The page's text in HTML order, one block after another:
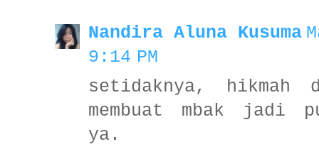
Nandira Aluna Kusuma
9:14 PM
setidaknya, hikmah
membuat mbak jadi
ya.